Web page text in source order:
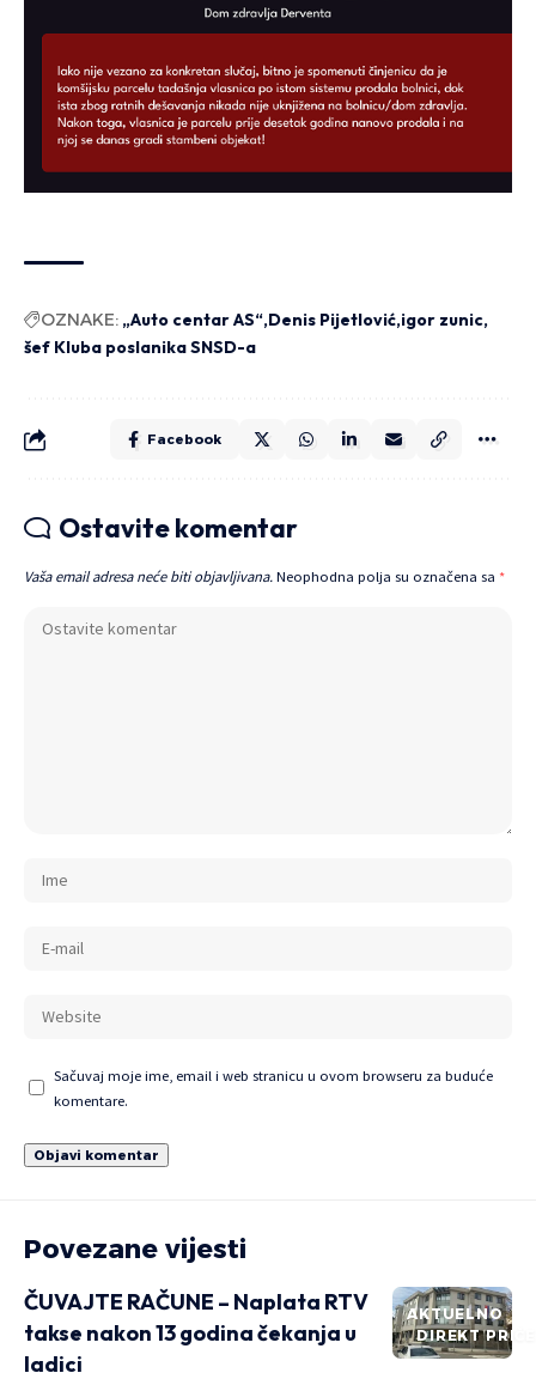
OZNAKE: „Auto centar AS“ Denis Pijetlović igor zunic
šef Kluba poslanika SNSD-a
Facebook
Ostavite komentar
Vaša email adresa neće biti objavljivana. Neophodna polja su označena sa *
Sačuvaj moje ime, email i web stranicu u ovom browseru za buduće
komentare.
Povezane vijesti
AKTUELNO
DIREKT PRIČE
ČUVAJTE RAČUNE – Naplata RTV
takse nakon 13 godina čekanja u
ladici